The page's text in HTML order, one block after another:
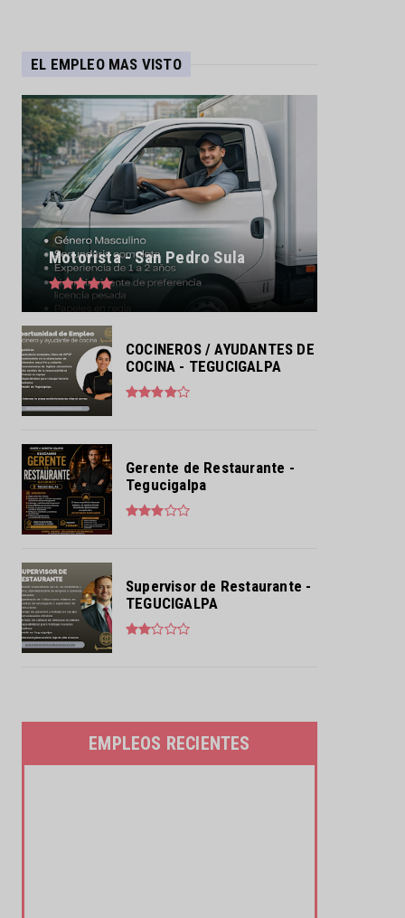
EL EMPLEO MAS VISTO
Motorista - San Pedro Sula
COCINEROS / AYUDANTES DE
COCINA - TEGUCIGALPA
Gerente de Restaurante -
Tegucigalpa
Supervisor de Restaurante -
TEGUCIGALPA
EMPLEOS RECIENTES